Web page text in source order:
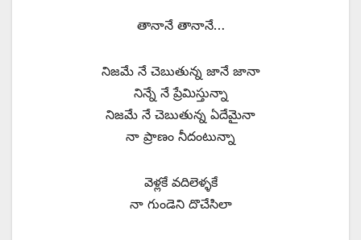
తానానే తానానే…
నిజమే నే చెబుతున్న జానే జానా
నిన్నే నే ప్రేమిస్తున్నా
నిజమే నే చెబుతున్న ఏదేమైనా
నా ప్రాణం నీదంటున్నా
వెళ్లకే వదిలెళ్ళకే
నా గుండెని దొచేసిలా